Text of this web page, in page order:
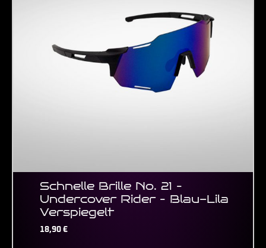
Schnelle Brille No. 21 –
Undercover Rider – Blau-Lila
Verspiegelt
18,90 €